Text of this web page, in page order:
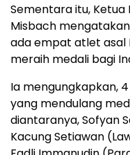
Sementara itu, Ketua
Misbach
ada empat atlet asal
meraih medali bagi
Ia mengungkapkan,
yang mendulang
diantaranya, Sofyan
Kacung Setiawan